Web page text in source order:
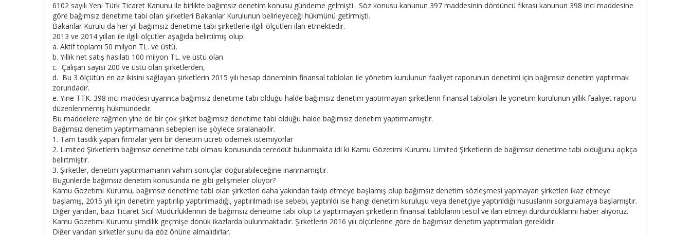
6102 sayılı Yeni Türk Ticaret Kanunu ile birlikte bağımsız denetim konusu gündeme gelmişti. Söz konusu kanunun 397 maddesinin dördüncü fıkrası kanunun 398 inci maddesine
göre bağımsız denetime tabi olan şirketleri Bakanlar Kurulunun belirleyeceği hükmünü getirmişti.
Bakanlar Kurulu da her yıl bağımsız denetime tabi şirketlerle ilgili ölçütleri ilan etmektedir.
2013 ve 2014 yılları ile ilgili ölçütler aşağıda belirtilmiş olup:
a. Aktif toplamı 50 milyon TL. ve üstü,
b. Yıllık net satış hasılatı 100 milyon TL. ve üstü olan
c. Çalışan sayısı 200 ve üstü olan şirketlerden,
d. Bu 3 ölçütün en az ikisini sağlayan şirketlerin 2015 yılı hesap döneminin finansal tabloları ile yönetim kurulunun faaliyet raporunun denetimi için bağımsız denetim yaptırmak
zorundadır.
e. Yine TTK. 398 inci maddesi uyarınca bağımsız denetime tabi olduğu halde bağımsız denetim yaptırmayan şirketlerin finansal tabloları ile yönetim kurulunun yıllık faaliyet raporu
düzenlenmemiş hükmündedir.
Bu maddelere rağmen yine de bir çok şirket bağımsız denetime tabi olduğu halde bağımsız denetim yaptırmamıştır.
Bağımsız denetim yaptırmamanın sebepleri ise şöylece sıralanabilir.
1. Tam tasdik yapan firmalar yeni bir denetim ücreti ödemek istemiyorlar
2. Limited Şirketlerin bağımsız denetime tabi olması konusunda tereddüt bulunmakta idi ki Kamu Gözetimi Kurumu Limited Şirketlerin de bağımsız denetime tabi olduğunu açıkça
belirtmiştir.
3. Şirketler, denetim yaptırmamanın vahim sonuçlar doğurabileceğine inanmamıştır.
Bugünlerde bağımsız denetim konusunda ne gibi gelişmeler oluyor?
Kamu Gözetimi Kurumu, bağımsız denetime tabi olan şirketleri daha yakından takip etmeye başlamış olup bağımsız denetim sözleşmesi yapmayan şirketleri ikaz etmeye
başlamış, 2015 yılı için denetim yaptırılıp yaptırılmadığı, yaptırılmadı ise sebebi, yaptırıldı ise hangi denetim kuruluşu veya denetçiye yaptırıldığı hususlarını sorgulamaya başlamıştır.
Diğer yandan, bazı Ticaret Sicil Müdürlüklerinin de bağımsız denetime tabi olup ta yaptırmayan şirketlerin finansal tablolarını tescil ve ilan etmeyi durdurduklarını haber alıyoruz.
Kamu Gözetimi Kurumu şimdilik geçmişe dönük ikazlarda bulunmaktadır. Şirketlerin 2016 yılı ölçütlerine göre de bağımsız denetim yaptırmaları gereklidir.
Diğer yandan şirketler şunu da göz önüne almalıdırlar.